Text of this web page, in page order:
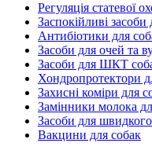
Регуляція статевої
Заспокійливі засоби
Антибіотики для
Засоби для очей та
Засоби для ШКТ
Хондропротектори
Захисні коміри для
Замінники молока
Засоби для
Вакцини для собак